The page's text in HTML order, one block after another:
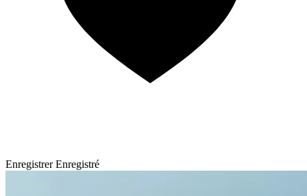
EnregistrerEnregistré